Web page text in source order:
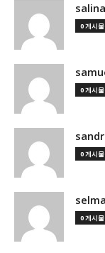
0 게시물
0 게시물
0 게시물
0 게시물